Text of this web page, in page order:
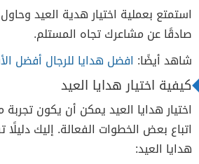
استمتع بعملية اختيار هدية العيد
صادقًا عن مشاعرك تجاه المستلم.
شاهد أيضًا: افضل هدايا للرجال أفضل
كيفية اختيار هدايا العيد
اختيار هدايا العيد يمكن أن يكون
اتباع بعض الخطوات الفعالة. إليك دليلًا
هدايا العيد: